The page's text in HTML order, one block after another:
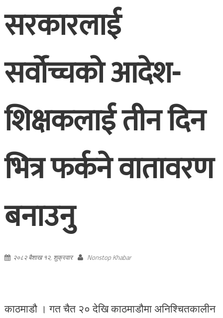
सरकारलाई
सर्वोच्चको आदेश-
शिक्षकलाई तीन दिन
भित्र फर्कने वातावरण
बनाउनु
२०८२ बैशाख १२, शुक्रवार Nonstop Khabar
काठमाडौ । गत चैत २० देखि काठमाडौमा अनिश्चितकालीन